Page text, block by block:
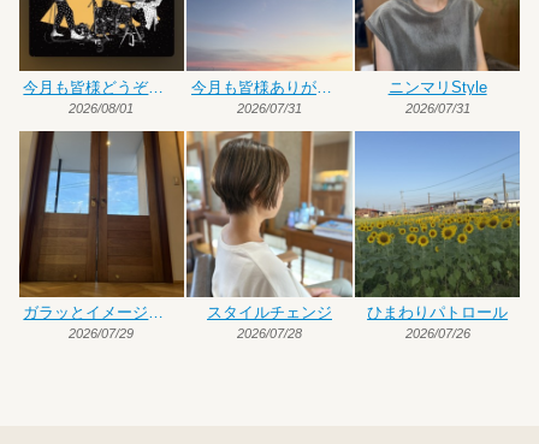
今月も皆様どうぞよろしくお願いいたします
2026/08/01 2026/07/31
ニンマリStyle
2026/07/31
2026/07/29
スタイルチェンジ
2026/07/28
ひまわりパトロール
2026/07/26